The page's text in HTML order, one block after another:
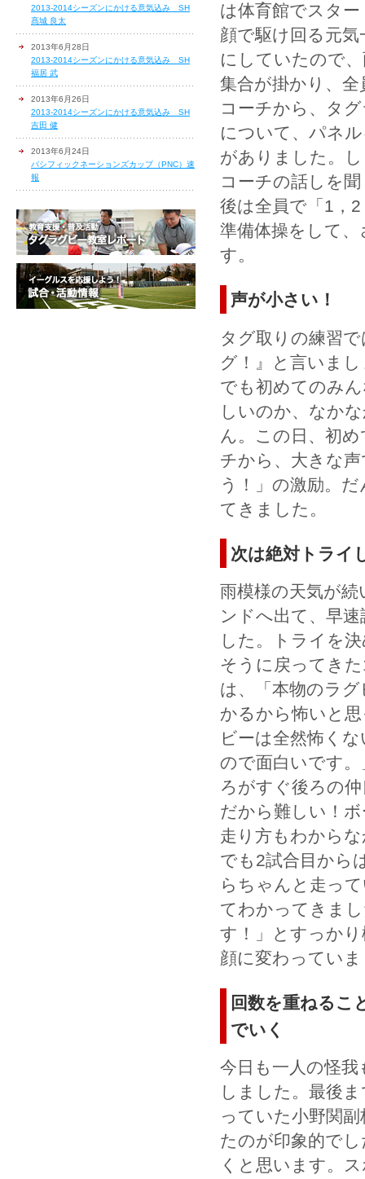
2013-2014シーズンにかける意気込み SH
髙城 良太
2013年6月28日
2013-2014シーズンにかける意気込み SH
福居 武
2013年6月26日
2013-2014シーズンにかける意気込み SH
吉田 健
2013年6月24日
パシフィックネーションズカップ（PNC）速
報
は体育館でスタ
顔で駆け回る元
にしていたので
集合が掛かり、
コーチから、タ
について、パネ
がありました。
コーチの話しを
後は全員で「1，
準備体操をして
す。
声が小さい！
タグ取りの練習
グ！』と言いま
でも初めてのみ
しいのか、なか
ん。この日、初
チから、大きな
う！」の激励。
てきました。
次は絶対トライ
雨模様の天気が
ンドへ出て、早
した。トライを
そうに戻ってき
は、「本物のラ
かるから怖いと
ビーは全然怖く
ので面白いです
ろがすぐ後ろの
だから難しい！
走り方もわから
でも2試合目から
らちゃんと走っ
てわかってきま
す！」とすっか
顔に変わってい
回数を重ねるこ
でいく
今日も一人の怪
しました。最後
っていた小野関
たのが印象的で
くと思います。